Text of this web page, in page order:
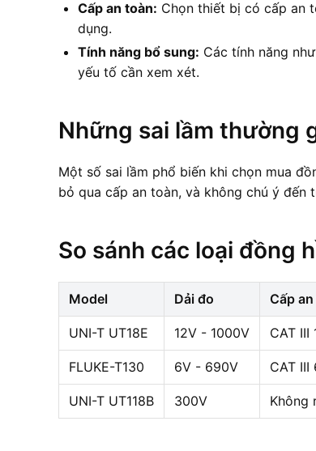
Cấp an toàn: Chọn thiết bị có cấp an
dụng.
Tính năng bổ sung: Các tính năng
yếu tố cần xem xét.
Những sai lầm thường
Một số sai lầm phổ biến khi chọn mua
bỏ qua cấp an toàn, và không chú ý đến
So sánh các loại đồng
Model Dải đo Cấp
UNI-T UT18E 12V - 1000V CAT III
FLUKE-T130 6V - 690V CAT
UNI-T UT118B 300V Không